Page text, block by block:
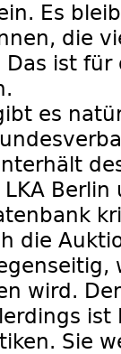
Es
die
ist für
es
Berlin
die
wird.
ist
Sie